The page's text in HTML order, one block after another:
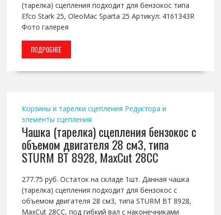
(тарелка) сцепления подходит для бензокос типа
Efco Stark 25, OleoMac Sparta 25 Артикул: 4161343R
Фото галерея
ПОДРОБНЕЕ
Корзины и тарелки сцепления Редуктора и
элементы сцепления
Чашка (тарелка) сцепления бензокос с
объемом двигателя 28 см3, типа
STURM BT 8928, MaxCut 28СС
277.75 руб. Остаток на складе 1шт. Данная чашка
(тарелка) сцепления подходит для бензокос с
объемом двигателя 28 см3, типа STURM BT 8928,
MaxCut 28СС, под гибкий вал с наконечниками